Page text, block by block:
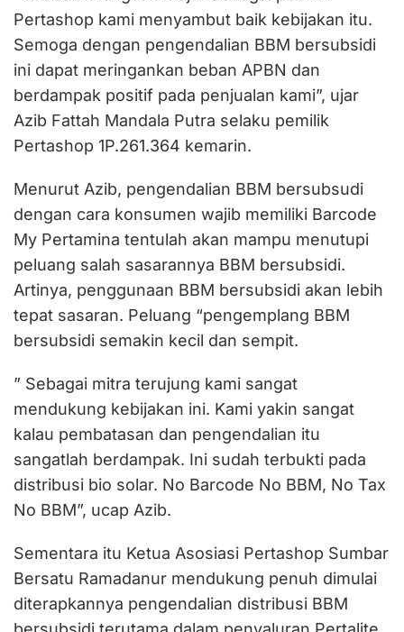
Pertashop kami menyambut baik kebijakan itu.
Semoga dengan pengendalian BBM bersubsidi
ini dapat meringankan beban APBN dan
berdampak positif pada penjualan kami”, ujar
Azib Fattah Mandala Putra selaku pemilik
Pertashop 1P.261.364 kemarin.
Menurut Azib, pengendalian BBM bersubsudi
dengan cara konsumen wajib memiliki Barcode
My Pertamina tentulah akan mampu menutupi
peluang salah sasarannya BBM bersubsidi.
Artinya, penggunaan BBM bersubsidi akan lebih
tepat sasaran. Peluang “pengemplang BBM
bersubsidi semakin kecil dan sempit.
” Sebagai mitra terujung kami sangat
mendukung kebijakan ini. Kami yakin sangat
kalau pembatasan dan pengendalian itu
sangatlah berdampak. Ini sudah terbukti pada
distribusi bio solar. No Barcode No BBM, No Tax
No BBM”, ucap Azib.
Sementara itu Ketua Asosiasi Pertashop Sumbar
Bersatu Ramadanur mendukung penuh dimulai
diterapkannya pengendalian distribusi BBM